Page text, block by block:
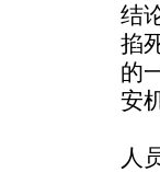
结
掐
的
安
人